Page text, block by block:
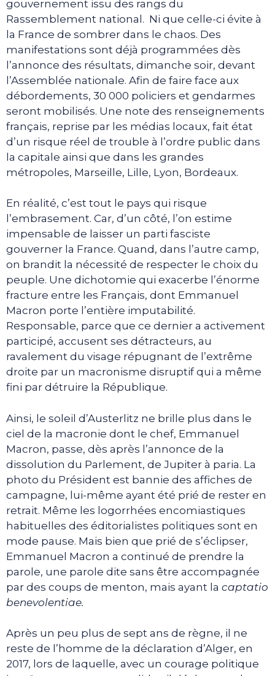
gouvernement issu des rangs du
Rassemblement national. Ni que celle-ci évite à
la France de sombrer dans le chaos. Des
manifestations sont déjà programmées dès
l’annonce des résultats, dimanche soir, devant
l’Assemblée nationale. Afin de faire face aux
débordements, 30 000 policiers et gendarmes
seront mobilisés. Une note des renseignements
français, reprise par les médias locaux, fait état
d’un risque réel de trouble à l’ordre public dans
la capitale ainsi que dans les grandes
métropoles, Marseille, Lille, Lyon, Bordeaux.
En réalité, c’est tout le pays qui risque
l’embrasement. Car, d’un côté, l’on estime
impensable de laisser un parti fasciste
gouverner la France. Quand, dans l’autre camp,
on brandit la nécessité de respecter le choix du
peuple. Une dichotomie qui exacerbe l’énorme
fracture entre les Français, dont Emmanuel
Macron porte l’entière imputabilité.
Responsable, parce que ce dernier a activement
participé, accusent ses détracteurs, au
ravalement du visage répugnant de l’extrême
droite par un macronisme disruptif qui a même
fini par détruire la République.
Ainsi, le soleil d’Austerlitz ne brille plus dans le
ciel de la macronie dont le chef, Emmanuel
Macron, passe, dès après l’annonce de la
dissolution du Parlement, de Jupiter à paria. La
photo du Président est bannie des affiches de
campagne, lui-même ayant été prié de rester en
retrait. Même les logorrhées encomiastiques
habituelles des éditorialistes politiques sont en
mode pause. Mais bien que prié de s’éclipser,
Emmanuel Macron a continué de prendre la
parole, une parole dite sans être accompagnée
par des coups de menton, mais ayant la captatio
benevolentiae.
Après un peu plus de sept ans de règne, il ne
reste de l’homme de la déclaration d’Alger, en
2017, lors de laquelle, avec un courage politique